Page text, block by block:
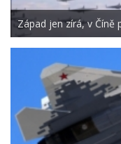
Západ jen zírá, v Číně